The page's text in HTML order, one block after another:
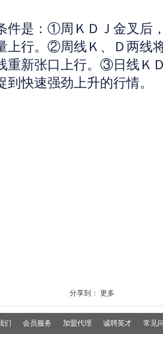
件是：①周ＫＤＪ金叉后
上行。②周线Ｋ、Ｄ两线
重新张口上行。③日线Ｋ
快速强劲上升的行情。
分享到： 更多
们 会员服务 加盟代理 诚聘英才 常见